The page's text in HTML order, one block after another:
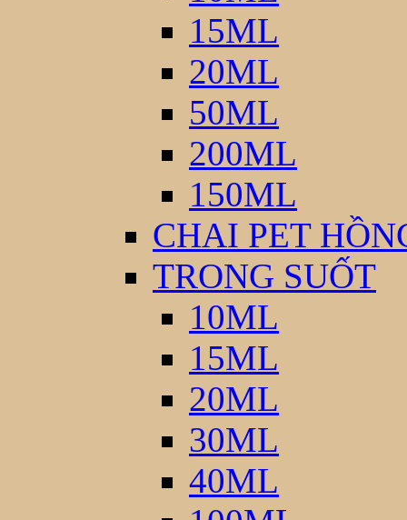
15ML
20ML
50ML
200ML
150ML
CHAI PET
TRONG SUỐT
10ML
15ML
20ML
30ML
40ML